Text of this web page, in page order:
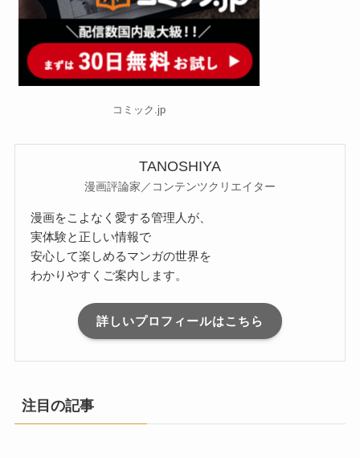
コミック.jp
TANOSHIYA
漫画評論家／コンテンツクリエイター
漫画をこよなく愛する管理人が、
実体験と正しい情報で
安心して楽しめるマンガの世界を
わかりやすくご案内します。
詳しいプロフィールはこちら
注目の記事